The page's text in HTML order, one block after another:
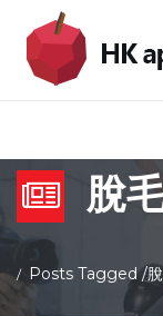
脫
Posts Tagged/